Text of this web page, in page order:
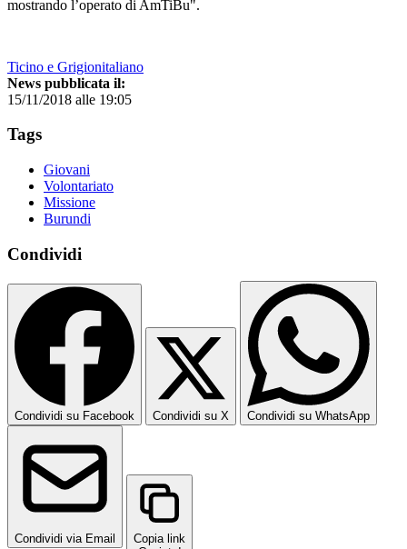
mostrando l’operato di AmTiBu".
Ticino e Grigionitaliano
News pubblicata il:
15/11/2018 alle 19:05
Tags
Giovani
Volontariato
Missione
Burundi
Condividi
Condividi su Facebook Condividi su X Condividi su WhatsApp
Condividi via Email
Copia link